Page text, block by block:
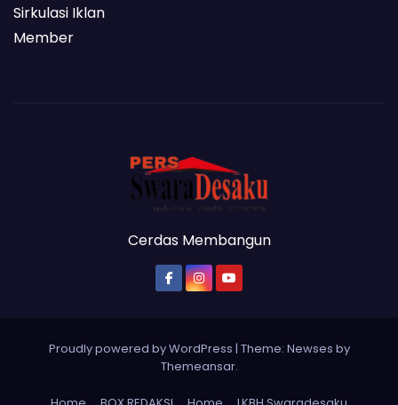
Sirkulasi Iklan
Member
Cerdas Membangun
Proudly powered by WordPress | Theme: Newses by
Themeansar.